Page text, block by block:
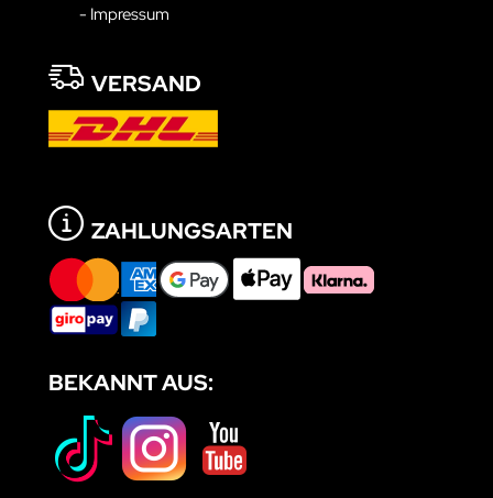
- Impressum
VERSAND
ZAHLUNGSARTEN
BEKANNT AUS: